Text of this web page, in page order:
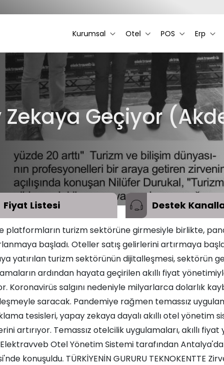
Kurumsal Otel POS Erp
Geçiyor
Fiyat Listesi Destek
platformların turizm sektörüne girmesiyle birlikte,
başladı. Oteller satış gelirlerini artırmaya
yatırılan turizm sektörünün dijitalleşmesi, sektörün
ardından hayata geçirilen akıllı fiyat
Koronavirüs salgını nedeniyle milyarlarca dolarlık
saracak. Pandemiye rağmen temassız
tesisleri, yapay zekaya dayalı akıllı otel yönetim
artırıyor. Temassız otelcilik uygulamaları, akıllı
Otel Yönetim Sistemi tarafından
konuşuldu. TÜRKİYENİN GURURU TEKNOKENTTE